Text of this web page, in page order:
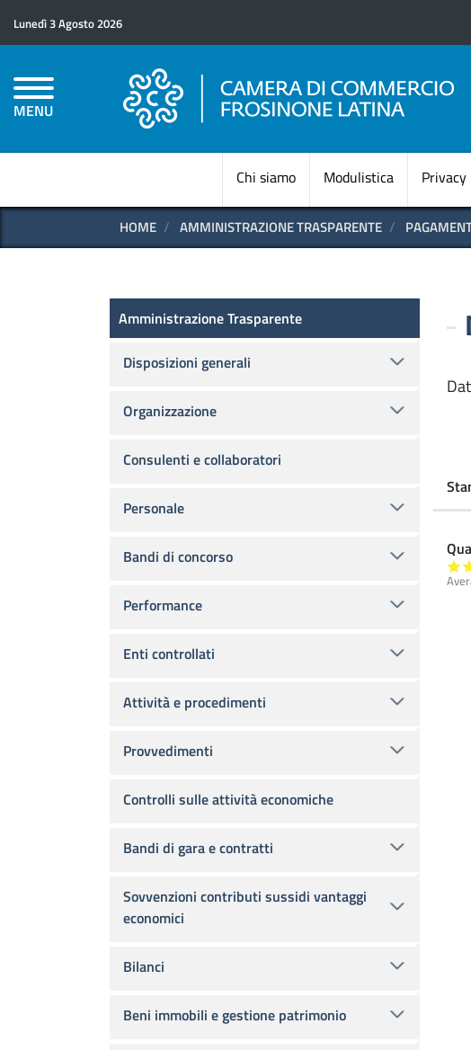
Lunedì 3 Agosto 2026
MENU
Chi siamo Modulistica Privacy
HOME AMMINISTRAZIONE TRASPARENTE
Amministrazione Trasparente
Amministrazione Trasparente
Disposizioni generali
Organizzazione
Consulenti e collaboratori
Personale
Bandi di concorso
Performance
Enti controllati
Attività e procedimenti
Provvedimenti
Controlli sulle attività economiche
Bandi di gara e contratti
Sovvenzioni contributi sussidi vantaggi
economici
Bilanci
Beni immobili e gestione patrimonio